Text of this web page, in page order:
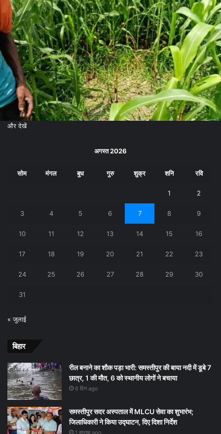
और देखें
अगस्त 2026
सोम मंगल बुध गुरु शुक्र शनि रवि
1 2
3 4 5 6 7 8 9
10 11 12 13 14 15 16
17 18 19 20 21 22 23
24 25 26 27 28 29 30
31
« जुलाई
बिहार
रील बनाने का शौक पड़ा भारी: समस्तीपुर की बाया नदी में डूबे 7
छात्र, 1 की मौत, 6 को स्थानीय लोगों ने बचाया
6 दिन ago
समस्तीपुर सदर अस्पताल में MLCU सेवा का शुभारंभ;
जिलाधिकारी ने किया उद्घाटन, दिए दिशा निर्देश